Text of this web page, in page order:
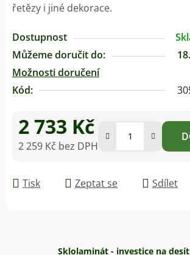
řetězy i jiné dekorace.
Dostupnost
Můžeme doručit do:
Možnosti doručení
Kód:
2 733 Kč
2 259 Kč bez DPH
Tisk Zeptat se Sdílet
Sklolaminát - investice na